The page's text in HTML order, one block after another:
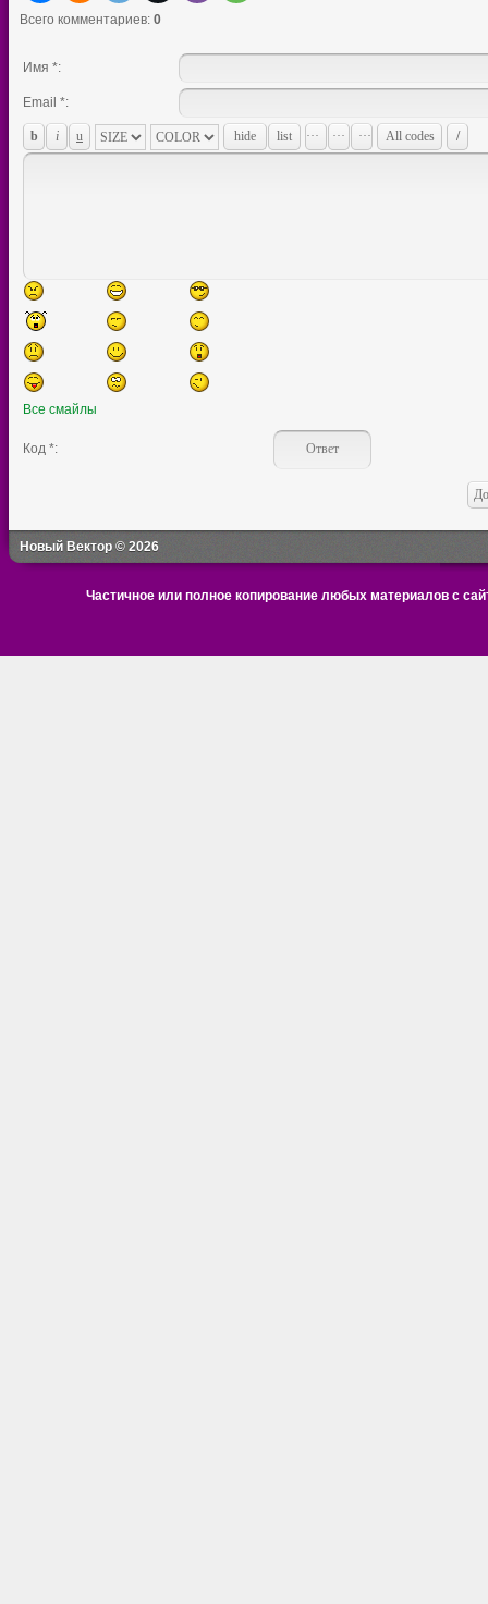
Всего комментариев: 0
Имя *:
Email *:
Все смайлы
Код *:
Новый Вектор © 2026
Частичное или полное копирование любых материалов с